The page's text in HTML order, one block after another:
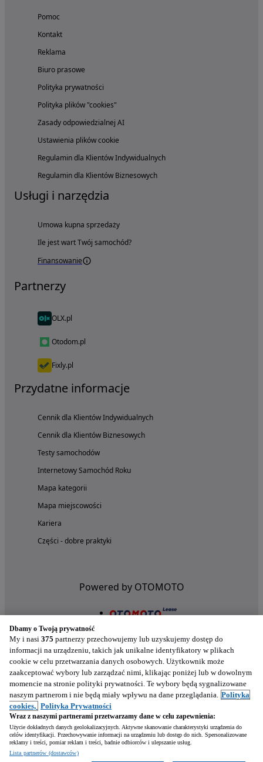
Pomoc
Kontakt
Reklama
Biuro prasowe
Polityka prywatności
Polityka plików "cookies"
Zasady odpowiedzialnej AI
Ustawienia plików cookie
Regulamin dla Klientów Indywidualnych
Regulamin dla Klientów Biznesowych
Usługi i narzędzia
Umowa kupna sprzedaży
Ile jest wart Twój samochód?
Finansowanie
Partnerzy
OLX.pl
Otodom.pl
Fixly.pl
Przydatne informacje
Cennik dla Klientów Indywidualnych
Cennik dla Klientów Biznesowych
Testy samochodów
Internetowy Samochód Roku
Mapa kategorii
Mapa miejscowości
Kariera
Części - dobre praktyki
Powered by OTOMOTO
Nasze aplikacje w twoim telefonie
Dbamy o Twoją prywatność
My i nasi 375 partnerzy przechowujemy lub uzyskujemy dostęp do
informacji na urządzeniu, takich jak unikalne identyfikatory w plikach
cookie w celu przetwarzania danych osobowych. Użytkownik może
zaakceptować wybory lub zarządzać nimi, klikając poniżej lub w dowolnym
momencie na stronie polityki prywatności. Te wybory będą sygnalizowane
naszym partnerom i nie będą miały wpływu na dane przeglądania. Polityka
cookies, Polityka Prywatności
Wraz z naszymi partnerami przetwarzamy dane w celu zapewnienia:
Użycie dokładnych danych geolokalizacyjnych. Aktywne skanowanie charakterystyki urządzenia do
celów identyfikacji. Przechowywanie informacji na urządzeniu lub dostęp do nich. Spersonalizowane
reklamy i treści, pomiar reklam i treści, badnie odbiorców i ulepszanie usług.
Lista partnerów (dostawców)